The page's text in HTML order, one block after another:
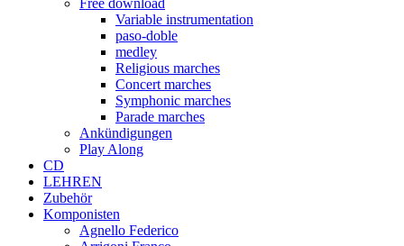
Free download
Variable instrumentation
paso-doble
medley
Religious marches
Concert marches
Symphonic marches
Parade marches
Ankündigungen
Play Along
CD
LEHREN
Zubehör
Komponisten
Agnello Federico